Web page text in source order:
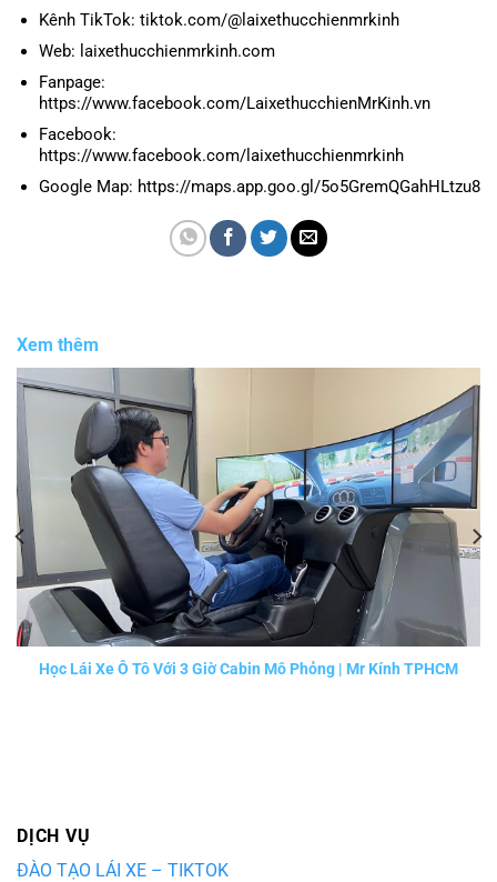
Kênh TikTok: tiktok.com/@laixethucchienmrkinh
Web: laixethucchienmrkinh.com
Fanpage:
https://www.facebook.com/LaixethucchienMrKinh.vn
Facebook:
https://www.facebook.com/laixethucchienmrkinh
Google Map: https://maps.app.goo.gl/5o5GremQGahHLtzu8
Xem thêm
Học Lái Xe Ô Tô Với 3 Giờ Cabin Mô Phỏng | Mr Kính TPHCM
DỊCH VỤ
ĐÀO TẠO LÁI XE – TIKTOK